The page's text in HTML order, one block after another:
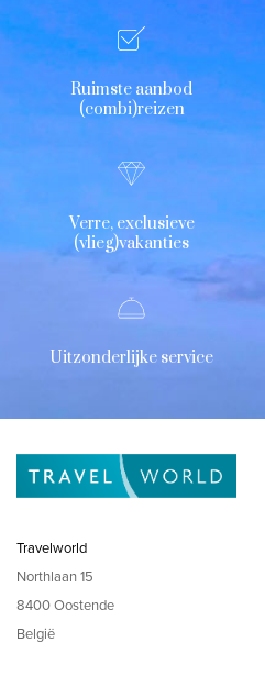
Ruimste aanbod
(combi)reizen
Verre, exclusieve
(vlieg)vakanties
Uitzonderlijke service
Travelworld
Northlaan 15
8400 Oostende
België